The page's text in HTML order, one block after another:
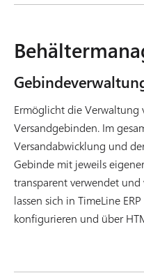
Ermöglicht die Verwaltung
Versandgebinden. Im
Versandabwicklung und
Gebinde mit jeweils
transparent verwendet
lassen sich in TimeLine
konfigurieren und über